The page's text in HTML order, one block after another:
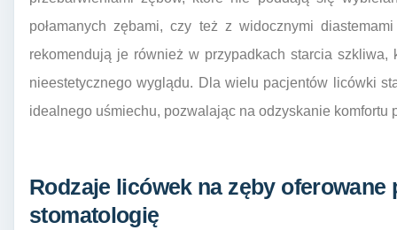
połamanych zębami, czy też z widocznymi
rekomendują je również w przypadkach starcia
nieestetycznego wyglądu. Dla wielu pacjentów licówki
idealnego uśmiechu, pozwalając na odzyskanie komfortu
Rodzaje licówek na zęby oferowane
stomatologię